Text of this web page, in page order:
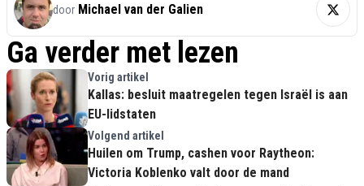
door Michael van der Galien
Ga verder met lezen
Vorig artikel
Kallas: besluit maatregelen tegen Israël is aan
EU-lidstaten
Volgend artikel
Huilen om Trump, cashen voor Raytheon:
Victoria Koblenko valt door de mand